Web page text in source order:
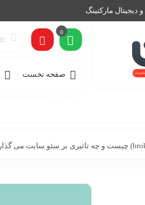
مارکتینگ
0
صفحه نخست